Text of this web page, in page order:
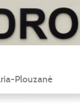
Plouzané